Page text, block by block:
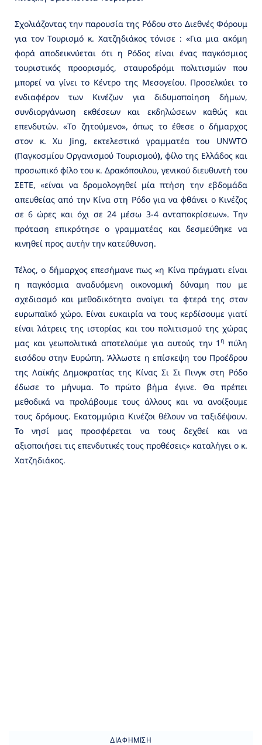
Σχολιάζοντας την παρουσία της Ρόδου στο Διεθνές Φόρουμ
για τον Τουρισμό κ. Χατζηδιάκος τόνισε : «Για μια ακόμη
φορά αποδεικνύεται ότι η Ρόδος είναι ένας παγκόσμιος
τουριστικός προορισμός, σταυροδρόμι πολιτισμών που
μπορεί να γίνει το Κέντρο της Μεσογείου. Προσελκύει το
ενδιαφέρον των Κινέζων για διδυμοποίηση δήμων,
συνδιοργάνωση εκθέσεων και εκδηλώσεων καθώς και
επενδυτών. «Το ζητούμενο», όπως το έθεσε ο δήμαρχος
στον κ. Xu Jing, εκτελεστικό γραμματέα του UNWTO
(Παγκοσμίου Οργανισμού Τουρισμού),φίλο της Ελλάδος και
προσωπικό φίλο του κ. Δρακόπουλου, γενικού διευθυντή του
ΣΕΤΕ, «είναι να δρομολογηθεί μία πτήση την εβδομάδα
απευθείας από την Κίνα στη Ρόδο για να φθάνει ο Κινέζος
σε 6 ώρες και όχι σε 24 μέσω 3-4 ανταποκρίσεων». Την
πρόταση επικρότησε ο γραμματέας και δεσμεύθηκε να
κινηθεί προς αυτήν την κατεύθυνση.
Τέλος, ο δήμαρχος επεσήμανε πως «η Κίνα πράγματι είναι
η παγκόσμια αναδυόμενη οικονομική δύναμη που με
σχεδιασμό και μεθοδικότητα ανοίγει τα φτερά της στον
ευρωπαϊκό χώρο. Είναι ευκαιρία να τους κερδίσουμε γιατί
είναι λάτρεις της ιστορίας και του πολιτισμού της χώρας
μας και γεωπολιτικά αποτελούμε για αυτούς την 1η πύλη
εισόδου στην Ευρώπη. Άλλωστε η επίσκεψη του Προέδρου
της Λαϊκής Δημοκρατίας της Κίνας Σι Σι Πινγκ στη Ρόδο
έδωσε το μήνυμα. Το πρώτο βήμα έγινε. Θα πρέπει
μεθοδικά να προλάβουμε τους άλλους και να ανοίξουμε
τους δρόμους. Εκατομμύρια Κινέζοι θέλουν να ταξιδέψουν.
Το νησί μας προσφέρεται να τους δεχθεί και να
αξιοποιήσει τις επενδυτικές τους προθέσεις» καταλήγει ο κ.
Χατζηδιάκος.
ΔΙΑΦΉΜΙΣΗ